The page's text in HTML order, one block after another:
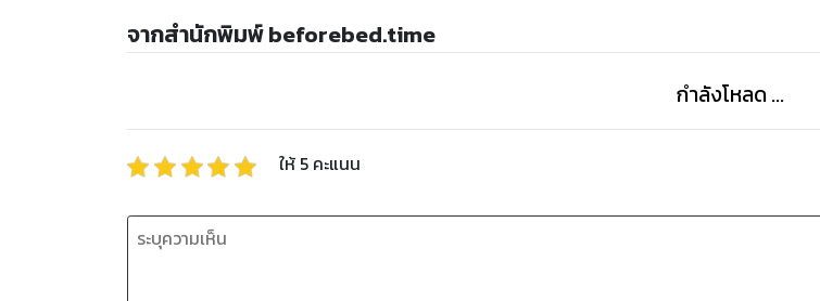
จากสำนักพิมพ์ beforebed.time
กำลังโหลด ...
ให้ 5 คะแนน